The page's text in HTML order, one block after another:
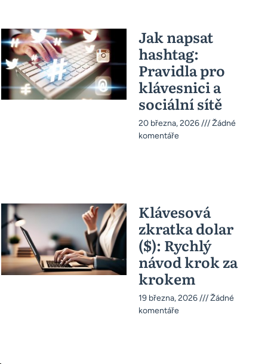
Jak napsat
hashtag:
Pravidla pro
klávesnici a
sociální sítě
20 března, 2026
Žádné
komentáře
Klávesová
zkratka dolar
($): Rychlý
návod krok za
krokem
19 března, 2026
Žádné
komentáře